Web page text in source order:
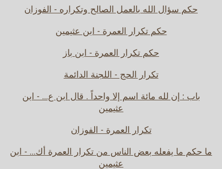
حكم سؤال الله بالعمل الصالح وتكراره - الفوزان
حكم تكرار العمرة - ابن عثيمين
حكم تكرار العمرة - ابن باز
تكرار الحج - اللجنة الدائمة
باب : إن لله مائة اسم إلا واحداً . قال ابن ع... - ابن
عثيمين
تكرار العمرة - الفوزان
ما حكم ما يفعله بعض الناس من تكرار العمرة أك... - ابن
عثيمين